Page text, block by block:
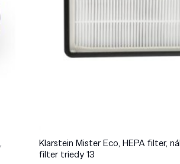
Klarstein Mister Eco, HEPA filter,
filter triedy 13